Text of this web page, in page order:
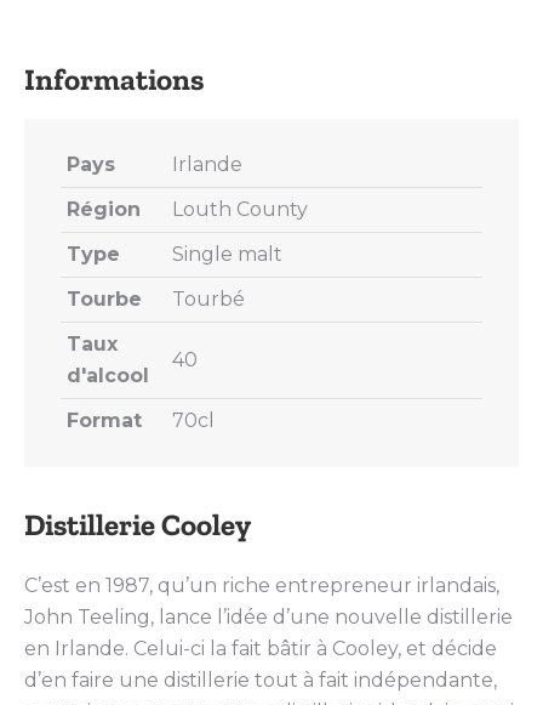
Distillerie Cooley
C’est en 1987, qu’un riche entrepreneur irlandais,
John Teeling, lance l’idée d’une nouvelle distillerie
en Irlande. Celui-ci la fait bâtir à Cooley, et décide
d’en faire une distillerie tout à fait indépendante,
Pays
Irlande
Région
Louth County
Type
Single malt
Tourbe
Tourbé
Taux
d'alcool
40
Format 70cl